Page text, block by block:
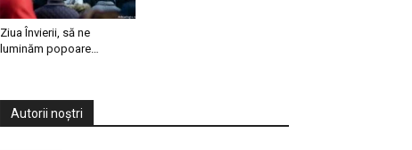
Ziua Învierii, să ne
luminăm popoare…
Autorii noștri